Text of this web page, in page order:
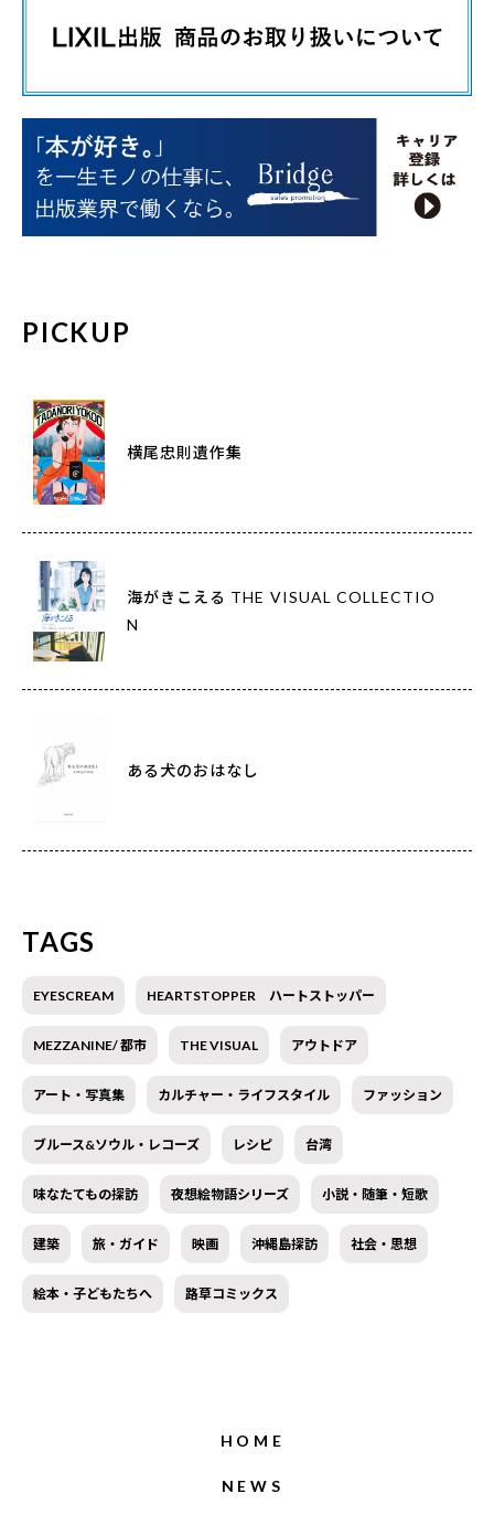
PICKUP
横尾忠則遺作集
海がきこえる THE VISUAL COLLECTIO
N
ある犬のおはなし
TAGS
EYESCREAM HEARTSTOPPER ハートストッパー
MEZZANINE/ 都市 THE VISUAL アウトドア
アート・写真集 カルチャー・ライフスタイル ファッション
ブルース&ソウル・レコーズ レシピ 台湾
味なたてもの探訪 夜想絵物語シリーズ 小説・随筆・短歌
建築 旅・ガイド 映画 沖縄島探訪 社会・思想
絵本・子どもたちへ 路草コミックス
HOME
NEWS